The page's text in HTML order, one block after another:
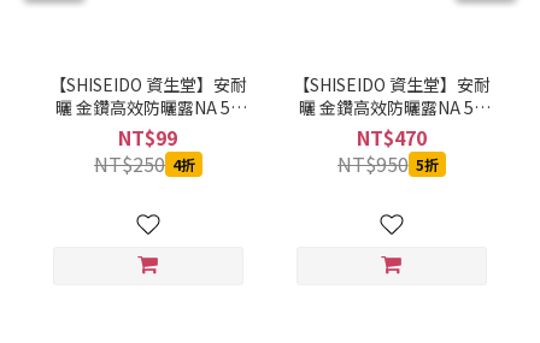
【SHISEIDO 資生堂】安耐
曬 金鑽高效防曬露NA 5X
版 12ml-專櫃公司貨(預購
品)
NT$99
NT$250 4折
【SHISEIDO 資生堂】安耐
曬 金鑽高效防曬露NA 5X
版 60ml-公司貨(預購品)
NT$470
NT$950 5折